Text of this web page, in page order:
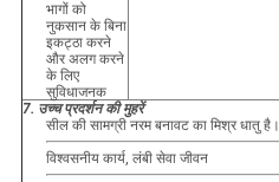
भागों को
नुकसान के बिना
इकट्ठा करने
और अलग करने
के लिए
सुविधाजनक
7. उच्च प्रदर्शन की मुहरें
सील की सामग्री नरम बनावट का मिश्र धातु है।
विश्वसनीय कार्य, लंबी सेवा जीवन